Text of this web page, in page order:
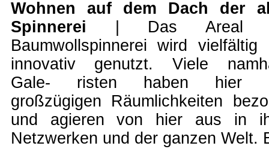
Wohnen auf dem Dach der
Spinnerei | Das Areal
Baumwollspinnerei wird vielfältig
innovativ genutzt. Viele
Gale- risten haben hier
großzügigen Räumlichkeiten
und agieren von hier aus in
Netzwerken und der ganzen Welt.